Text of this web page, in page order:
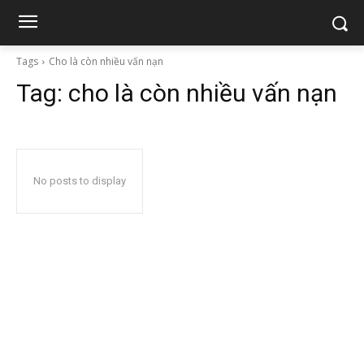
Tags Cho là còn nhiều vấn nạn
Tag: cho là còn nhiều vấn nạn
No posts to display